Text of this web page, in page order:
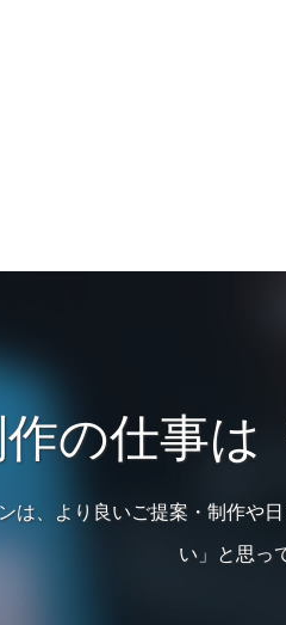
の仕事は
は、より良いご提案・制作や
い」と思っ